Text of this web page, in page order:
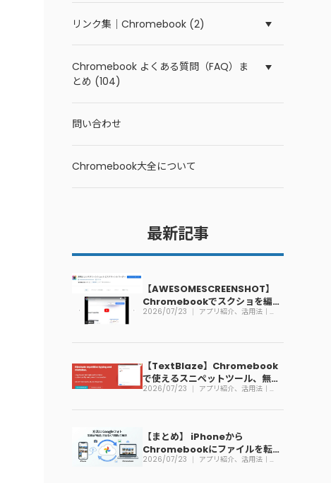
リンク集｜Chromebook (2)
Chromebook よくある質問（FAQ）ま
とめ (104)
問い合わせ
Chromebook大全について
最新記事
【AWESOMESCREENSHOT】
Chromebookでスクショを編集
できる拡張機能
2026/07/23 アプリ紹介、活用法｜
【TextBlaze】Chromebook
で使えるスニペットツール、無料
で利用可能
2026/07/23 アプリ紹介、活用法｜
【まとめ】 iPhoneから
Chromebookにファイルを転送
する方法
2026/07/23 アプリ紹介、活用法｜